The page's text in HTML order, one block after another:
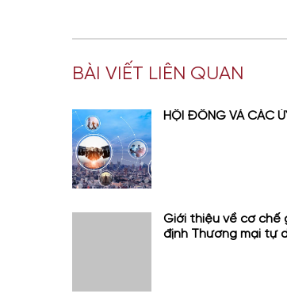
BÀI VIẾT LIÊN QUAN
HỘI ĐỒNG VÀ CÁC
Giới thiệu về cơ chế
định Thương mại tự